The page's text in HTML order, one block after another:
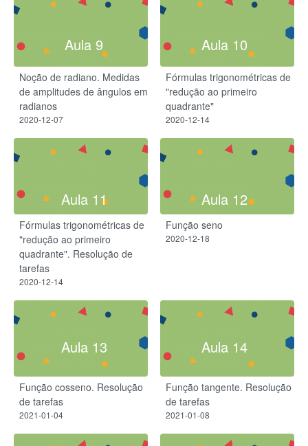
Aula 9
Noção de radiano. Medidas
de amplitudes de ângulos em
radianos
2020-12-07
Aula 10
Fórmulas trigonométricas de
"redução ao primeiro
quadrante"
2020-12-14
Aula 11
Fórmulas trigonométricas de
"redução ao primeiro
quadrante". Resolução de
tarefas
2020-12-14
Aula 12
Função seno
2020-12-18
Aula 13
Função cosseno. Resolução
de tarefas
2021-01-04
Aula 14
Função tangente. Resolução
de tarefas
2021-01-08